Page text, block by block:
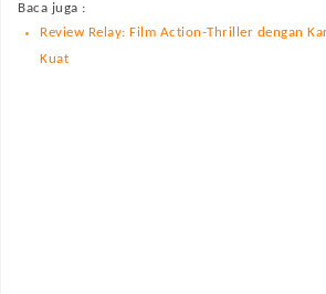
Baca juga :
Review Relay: Film Action-Thriller dengan
Kuat